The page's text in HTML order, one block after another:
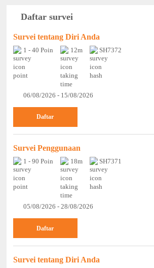
Daftar survei
Survei tentang Diri Anda
1 - 40 Poin 12m SH7372
06/08/2026 - 15/08/2026
Daftar
Survei Penggunaan
1 - 90 Poin 18m SH7371
05/08/2026 - 28/08/2026
Daftar
Survei tentang Diri Anda